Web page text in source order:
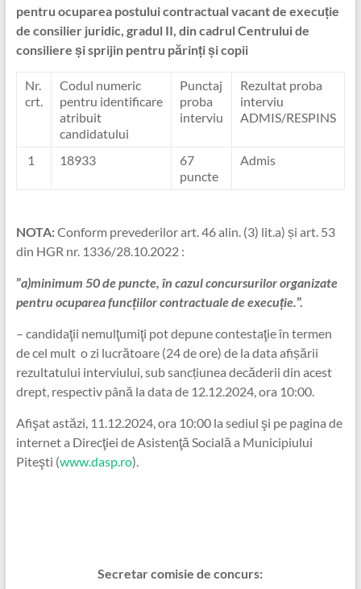
pentru ocuparea postului contractual vacant de execuție
de consilier juridic, gradul II, din cadrul Centrului de
consiliere și sprijin pentru părinți și copii
Nr.
crt.
Codul numeric
pentru identificare
atribuit
candidatului
Punctaj
proba
interviu
Rezultat proba
interviu
ADMIS/RESPINS
1 18933
67
puncte
Admis
NOTA:Conform prevederilor art. 46 alin. (3) lit.a) și art. 53
din HGR nr. 1336/28.10.2022 :
”a)minimum 50 de puncte, în cazul concursurilor organizate
pentru ocuparea funcțiilor contractuale de execuție.”.
– candidaţii nemulţumiţi pot depune contestaţie în termen
de cel mult o zi lucrătoare (24 de ore) de la data afișării
rezultatului interviului, sub sancțiunea decăderii din acest
drept, respectiv până la data de 12.12.2024, ora 10:00.
Afişat astăzi, 11.12.2024, ora 10:00 la sediul şi pe pagina de
internet a Direcţiei de Asistenţă Socială a Municipiului
Piteşti (www.dasp.ro).
Secretar comisie de concurs: